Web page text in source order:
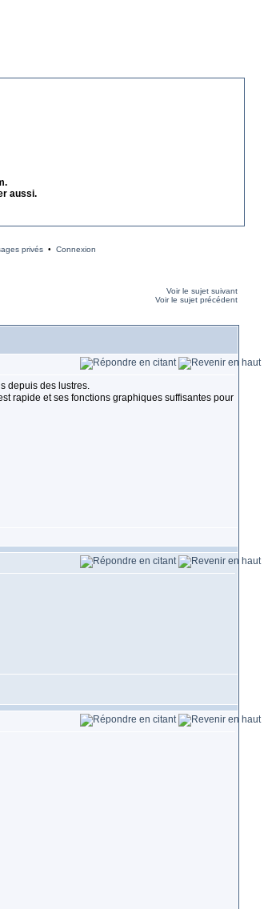
aussi.
privés• Connexion
Voir le sujet suivant
Voir le sujet précédent
depuis des lustres.
rapide et ses fonctions graphiques suffisantes pour